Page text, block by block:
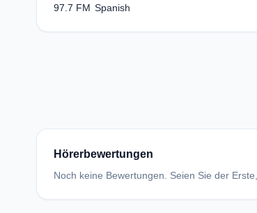
97.7 FM Spanish
Hörerbewertungen
Noch keine Bewertungen. Seien Sie der